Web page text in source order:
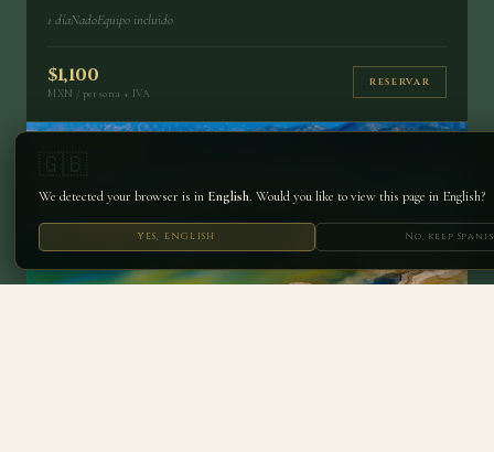
1 díaNadoEquipo incluido
$1,100
MXN / persona + IVA
RESERVAR
🇬🇧
We detected your browser is in English. Would you like to view this page in English?
YES, ENGLISH No, keep